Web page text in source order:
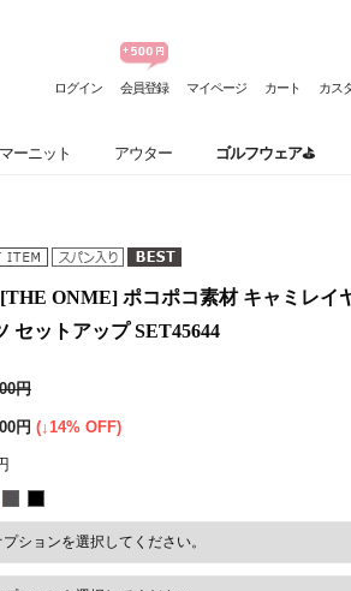
ログイン 会員登録 マイページ カート カス
ーニット アウター ゴルフウェア⛳
[THE ONME] ポコポコ素材 キャミレイ
セットアップ SET45644
円
円 (↓14% OFF)